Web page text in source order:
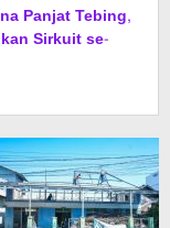
Panjat Tebing,
Sirkuit se-